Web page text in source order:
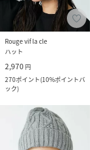
Rouge vif la cle
ハット
2,970 円
270ポイント(10%ポイントバ
ック)